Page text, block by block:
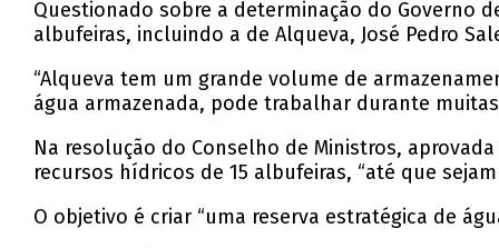
Questionado sobre a determinação do Governo
albufeiras, incluindo a de Alqueva, José Pedro
“Alqueva tem um grande volume de
água armazenada, pode trabalhar durante
Na resolução do Conselho de Ministros,
recursos hídricos de 15 albufeiras, “até que
O objetivo é criar “uma reserva estratégica de